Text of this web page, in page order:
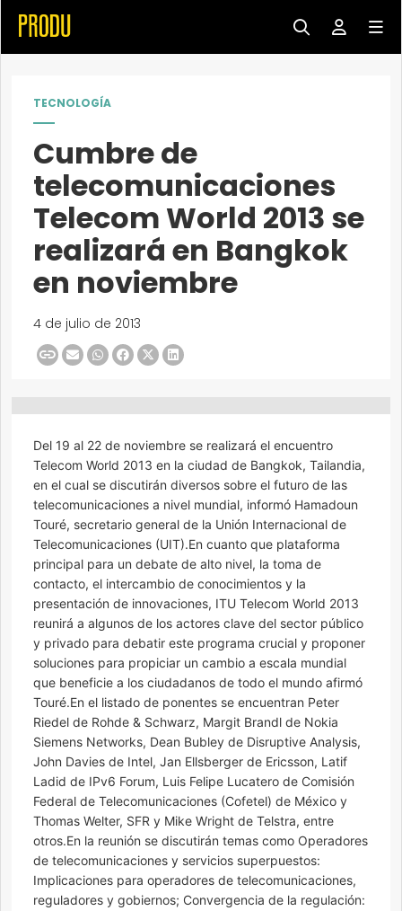
TECNOLOGÍA
Cumbre de
telecomunicaciones
Telecom World 2013 se
realizará en Bangkok
en noviembre
4 de julio de 2013
Del 19 al 22 de noviembre se realizará el encuentro
Telecom World 2013 en la ciudad de Bangkok, Tailandia,
en el cual se discutirán diversos sobre el futuro de las
telecomunicaciones a nivel mundial, informó Hamadoun
Touré, secretario general de la Unión Internacional de
Telecomunicaciones (UIT).En cuanto que plataforma
principal para un debate de alto nivel, la toma de
contacto, el intercambio de conocimientos y la
presentación de innovaciones, ITU Telecom World 2013
reunirá a algunos de los actores clave del sector público
y privado para debatir este programa crucial y proponer
soluciones para propiciar un cambio a escala mundial
que beneficie a los ciudadanos de todo el mundo afirmó
Touré.En el listado de ponentes se encuentran Peter
Riedel de Rohde & Schwarz, Margit Brandl de Nokia
Siemens Networks, Dean Bubley de Disruptive Analysis,
John Davies de Intel, Jan Ellsberger de Ericsson, Latif
Ladid de IPv6 Forum, Luis Felipe Lucatero de Comisión
Federal de Telecomunicaciones (Cofetel) de México y
Thomas Welter, SFR y Mike Wright de Telstra, entre
otros.En la reunión se discutirán temas como Operadores
de telecomunicaciones y servicios superpuestos:
Implicaciones para operadores de telecomunicaciones,
reguladores y gobiernos; Convergencia de la regulación: